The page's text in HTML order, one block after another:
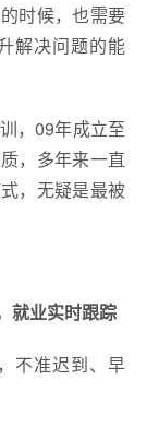
时候，也需要
解决问题的能
，09年成立至
，多年来一直
，无疑是最被
就业实时跟踪
不准迟到、早